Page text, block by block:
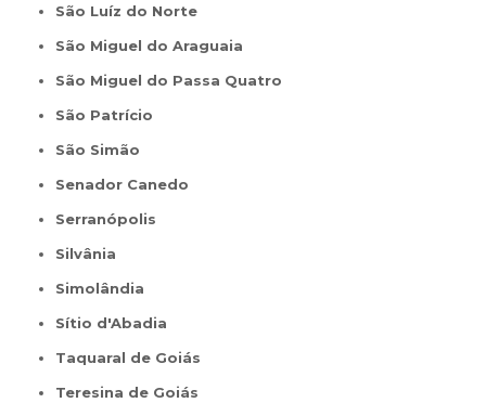
São Luíz do Norte
São Miguel do Araguaia
São Miguel do Passa Quatro
São Patrício
São Simão
Senador Canedo
Serranópolis
Silvânia
Simolândia
Sítio d'Abadia
Taquaral de Goiás
Teresina de Goiás